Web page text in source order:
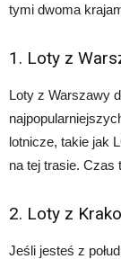
tymi dwoma
1. Loty z
Loty z Warszawy
lotnicze, takie jak
na tej trasie. Czas
2. Loty z
Jeśli jesteś z